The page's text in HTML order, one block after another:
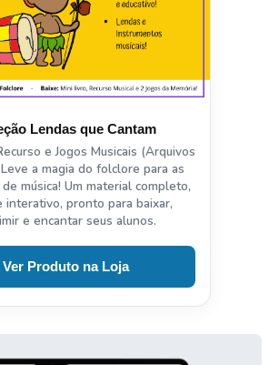
Lendas que Cantam
e Jogos Musicais (Arquivos
a magia do folclore para as
música! Um material completo,
interativo, pronto para baixar,
e encantar seus alunos.
Ver Produto na Loja